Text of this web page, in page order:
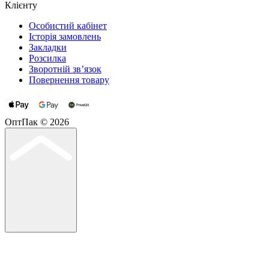
Клієнту
Особистий кабінет
Історія замовлень
Закладки
Розсилка
Зворотній зв’язок
Повернення товару
ОптПак © 2026